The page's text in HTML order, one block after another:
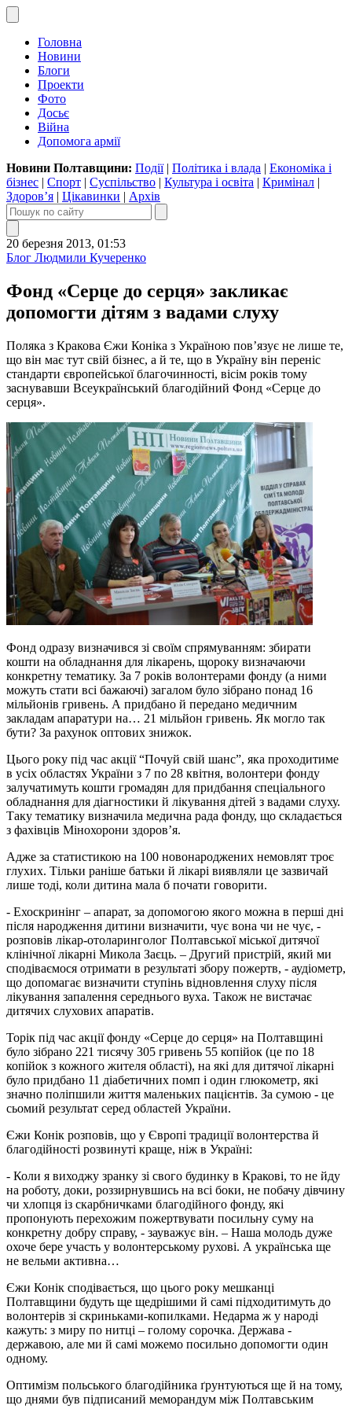
Головна
Новини
Блоги
Проекти
Фото
Досьє
Війна
Допомога армії
Новини Полтавщини: Події| Політика і влада | Економіка і
бізнес | Спорт | Суспільство | Культура і освіта | Кримінал |
Здоров’я | Цікавинки | Архів
20 березня 2013, 01:53
Блог Людмили Кучеренко
Фонд «Серце до серця» закликає
допомогти дітям з вадами слуху
Поляка з Кракова Єжи Коніка з Україною пов’язує не лише те,
що він має тут свій бізнес, а й те, що в Україну він переніс
стандарти європейської благочинності, вісім років тому
заснувавши Всеукраїнський благодійний Фонд «Серце до
серця».
Фонд одразу визначився зі своїм спрямуванням: збирати
кошти на обладнання для лікарень, щороку визначаючи
конкретну тематику. За 7 років волонтерами фонду (а ними
можуть стати всі бажаючі) загалом було зібрано понад 16
мільйонів гривень. А придбано й передано медичним
закладам апаратури на… 21 мільйон гривень. Як могло так
бути? За рахунок оптових знижок.
Цього року під час акції “Почуй свій шанс”, яка проходитиме
в усіх областях України з 7 по 28 квітня, волонтери фонду
залучатимуть кошти громадян для придбання спеціального
обладнання для діагностики й лікування дітей з вадами слуху.
Таку тематику визначила медична рада фонду, що складається
з фахівців Мінохорони здоров’я.
Адже за статистикою на 100 новонароджених немовлят троє
глухих. Тільки раніше батьки й лікарі виявляли це зазвичай
лише тоді, коли дитина мала б почати говорити.
- Ехоскринінг – апарат, за допомогою якого можна в перші дні
після народження дитини визначити, чує вона чи не чує, -
розповів лікар-отоларинголог Полтавської міської дитячої
клінічної лікарні Микола Заєць. – Другий пристрій, який ми
сподіваємося отримати в результаті збору пожертв, - аудіометр,
що допомагає визначити ступінь відновлення слуху після
лікування запалення середнього вуха. Також не вистачає
дитячих слухових апаратів.
Торік під час акції фонду «Серце до серця» на Полтавщині
було зібрано 221 тисячу 305 гривень 55 копійок (це по 18
копійок з кожного жителя області), на які для дитячої лікарні
було придбано 11 діабетичних помп і один глюкометр, які
значно поліпшили життя маленьких пацієнтів. За сумою - це
сьомий результат серед областей України.
Єжи Конік розповів, що у Європі традиції волонтерства й
благодійності розвинуті краще, ніж в Україні:
- Коли я виходжу зранку зі свого будинку в Кракові, то не йду
на роботу, доки, роззирнувшись на всі боки, не побачу дівчину
чи хлопця із скарбничками благодійного фонду, які
пропонують перехожим пожертвувати посильну суму на
конкретну добру справу, - зауважує він. – Наша молодь дуже
охоче бере участь у волонтерському рухові. А українська ще
не вельми активна…
Єжи Конік сподівається, що цього року мешканці
Полтавщини будуть ще щедрішими й самі підходитимуть до
волонтерів зі скриньками-копилками. Недарма ж у народі
кажуть: з миру по нитці – голому сорочка. Держава -
державою, але ми й самі можемо посильно допомогти один
одному.
Оптимізм польського благодійника ґрунтуються ще й на тому,
що днями був підписаний меморандум між Полтавським